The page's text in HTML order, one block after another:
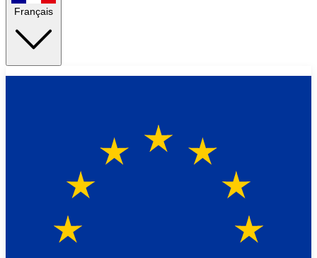
Français